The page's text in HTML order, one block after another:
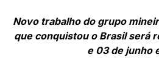
Novo trabalho do grupo
que conquistou o Brasil será
e 03 de junho